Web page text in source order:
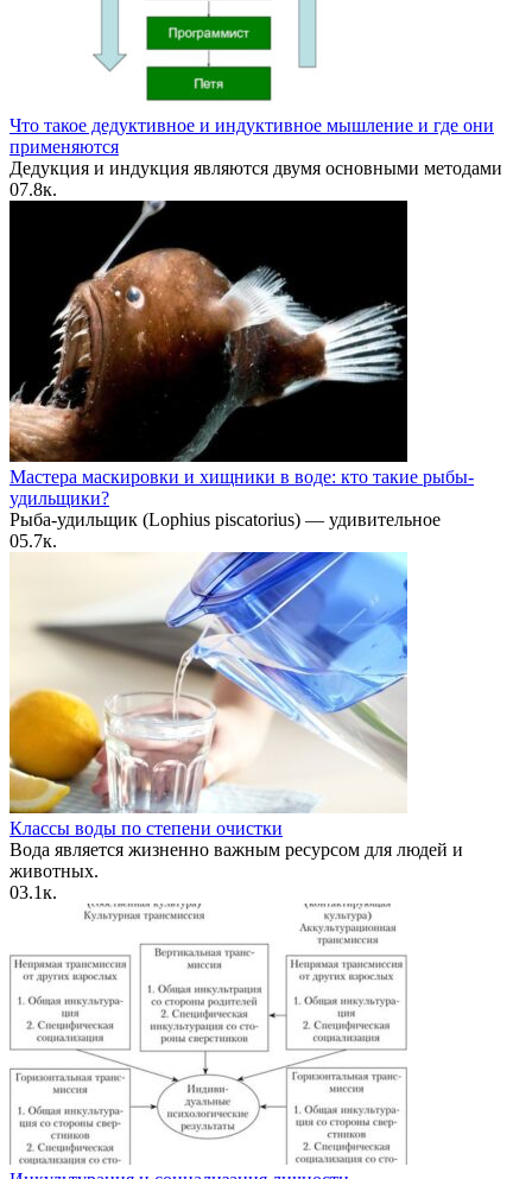
Что такое дедуктивное и индуктивное мышление и где они
применяются
Дедукция и индукция являются двумя основными методами
07.8к.
Мастера маскировки и хищники в воде: кто такие рыбы-
удильщики?
Рыба-удильщик (Lophius piscatorius) — удивительное
05.7к.
Классы воды по степени очистки
Вода является жизненно важным ресурсом для людей и
животных.
03.1к.